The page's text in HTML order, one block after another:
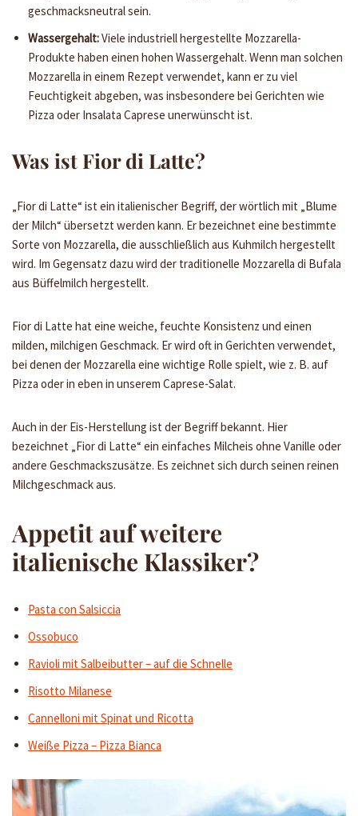
geschmacksneutral sein.
Wassergehalt:Viele industriell hergestellte Mozzarella-
Produkte haben einen hohen Wassergehalt. Wenn man solchen
Mozzarella in einem Rezept verwendet, kann er zu viel
Feuchtigkeit abgeben, was insbesondere bei Gerichten wie
Pizza oder Insalata Caprese unerwünscht ist.
Was ist Fior di Latte?
„Fior di Latte“ ist ein italienischer Begriff, der wörtlich mit „Blume
der Milch“ übersetzt werden kann. Er bezeichnet eine bestimmte
Sorte von Mozzarella, die ausschließlich aus Kuhmilch hergestellt
wird. Im Gegensatz dazu wird der traditionelle Mozzarella di Bufala
aus Büffelmilch hergestellt.
Fior di Latte hat eine weiche, feuchte Konsistenz und einen
milden, milchigen Geschmack. Er wird oft in Gerichten verwendet,
bei denen der Mozzarella eine wichtige Rolle spielt, wie z. B. auf
Pizza oder in eben in unserem Caprese-Salat.
Auch in der Eis-Herstellung ist der Begriff bekannt. Hier
bezeichnet „Fior di Latte“ ein einfaches Milcheis ohne Vanille oder
andere Geschmackszusätze. Es zeichnet sich durch seinen reinen
Milchgeschmack aus.
Appetit auf weitere
italienische Klassiker?
Pasta con Salsiccia
Ossobuco
Ravioli mit Salbeibutter – auf die Schnelle
Risotto Milanese
Cannelloni mit Spinat und Ricotta
Weiße Pizza – Pizza Bianca